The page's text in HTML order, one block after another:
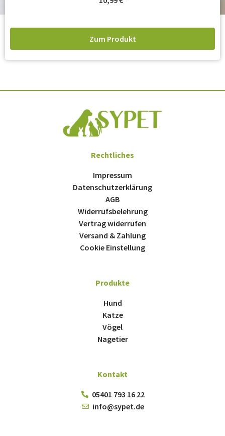
Zum Produkt
Rechtliches
Impressum
Datenschutzerklärung
AGB
Widerrufsbelehrung
Vertrag widerrufen
Versand & Zahlung
Cookie Einstellung
Produkte
Hund
Katze
Vögel
Nagetier
Kontakt
05401 793 16 22
info@sypet.de